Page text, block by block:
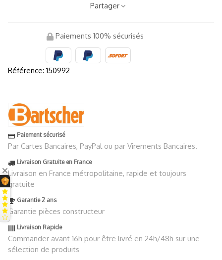
Partager
Paiements 100% sécurisés
Référence: 150992
Paiement sécurisé
Par Cartes Bancaires, PayPal ou par Virements Bancaires.
Livraison Gratuite en France
Livraison en France métropolitaine, rapide et toujours
gratuite
Garantie 2 ans
Garantie pièces constructeur
Livraison Rapide
Commander avant 16h pour être livré en 24h/48h sur une
sélection de produits